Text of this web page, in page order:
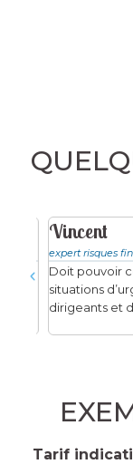
Vincent
expert risques
Doit pouvoir
situations
dirigeants et
Tarif